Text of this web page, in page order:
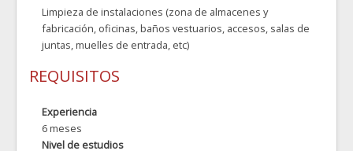
Limpieza de instalaciones (zona de almacenes y
fabricación, oficinas, baños vestuarios, accesos, salas de
juntas, muelles de entrada, etc)
REQUISITOS
Experiencia
6 meses
Nivel de estudios